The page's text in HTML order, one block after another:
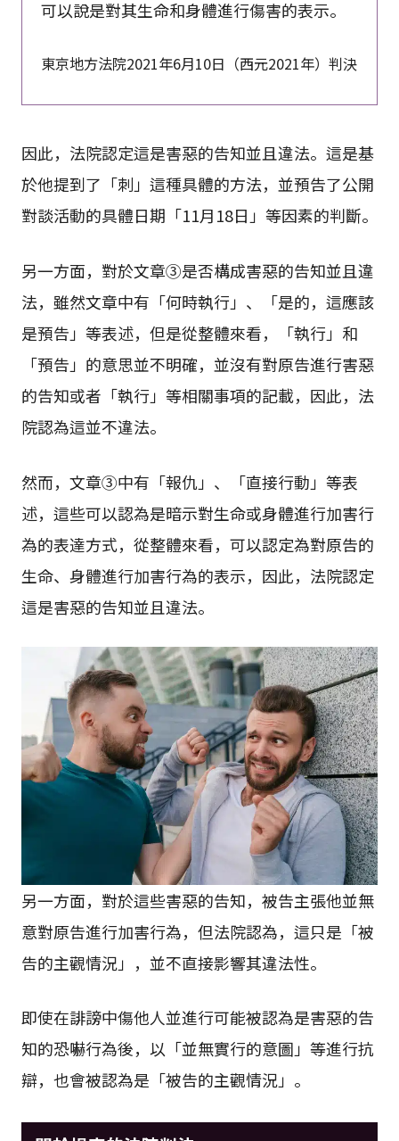
可以說是對其生命和身體進行傷害的表示。
東京地方法院2021年6月10日（西元2021年）判決
因此，法院認定這是害惡的告知並且違法。這是基
於他提到了「刺」這種具體的方法，並預告了公開
對談活動的具體日期「11月18日」等因素的判斷。
另一方面，對於文章③是否構成害惡的告知並且違
法，雖然文章中有「何時執行」、「是的，這應該
是預告」等表述，但是從整體來看，「執行」和
「預告」的意思並不明確，並沒有對原告進行害惡
的告知或者「執行」等相關事項的記載，因此，法
院認為這並不違法。
然而，文章③中有「報仇」、「直接行動」等表
述，這些可以認為是暗示對生命或身體進行加害行
為的表達方式，從整體來看，可以認定為對原告的
生命、身體進行加害行為的表示，因此，法院認定
這是害惡的告知並且違法。
另一方面，對於這些害惡的告知，被告主張他並無
意對原告進行加害行為，但法院認為，這只是「被
告的主觀情況」，並不直接影響其違法性。
即使在誹謗中傷他人並進行可能被認為是害惡的告
知的恐嚇行為後，以「並無實行的意圖」等進行抗
辯，也會被認為是「被告的主觀情況」。